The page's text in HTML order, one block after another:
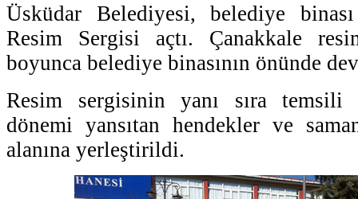
Üsküdar Belediyesi, belediye
Resim Sergisi açtı. Çanakkale
boyunca belediye binasının önünde
Resim sergisinin yanı sıra
dönemi yansıtan hendekler ve
alanına yerleştirildi.